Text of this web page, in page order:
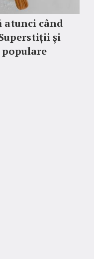
atunci când
și